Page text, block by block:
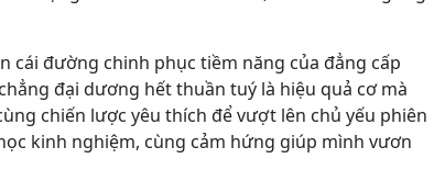
cái đường chinh phục tiềm năng của đẳng cấp
đại dương hết thuần tuý là hiệu quả cơ mà
chiến lược yêu thích để vượt lên chủ yếu phiên
kinh nghiệm, cùng cảm hứng giúp mình vươn